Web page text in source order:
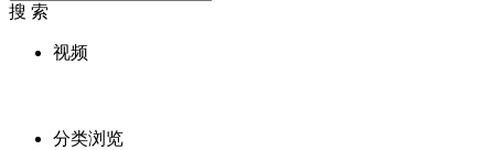
搜 索
视频
分类浏览